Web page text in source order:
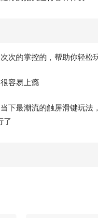
次的掌控的，帮助你轻松
容易上瘾
下最潮流的触屏滑键玩法
了